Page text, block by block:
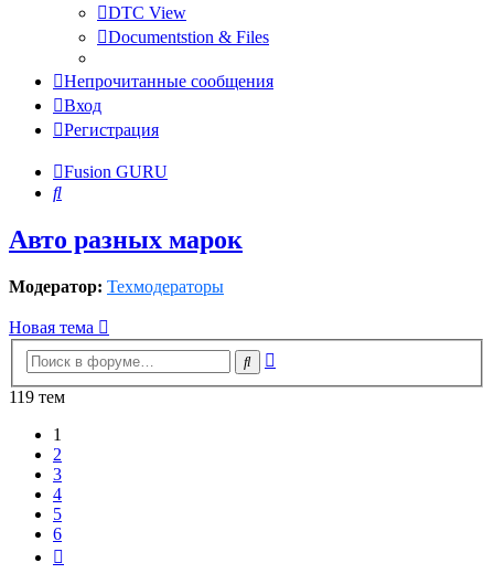
DTC View
Documentstion & Files
Непрочитанные сообщения
Вход
Регистрация
Fusion GURU
Поиск
Авто разных марок
Модератор: Техмодераторы
Новая тема
Поиск
119 тем
1
2
3
4
5
6